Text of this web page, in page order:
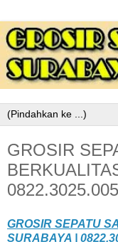
GROSIR
GROSIR SEPATU
SURABAYA |